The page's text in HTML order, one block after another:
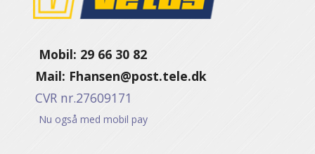
Mobil: 29 66 30 82
Mail: Fhansen@post.tele.dk
CVR nr.27609171
Nu også med mobil pay